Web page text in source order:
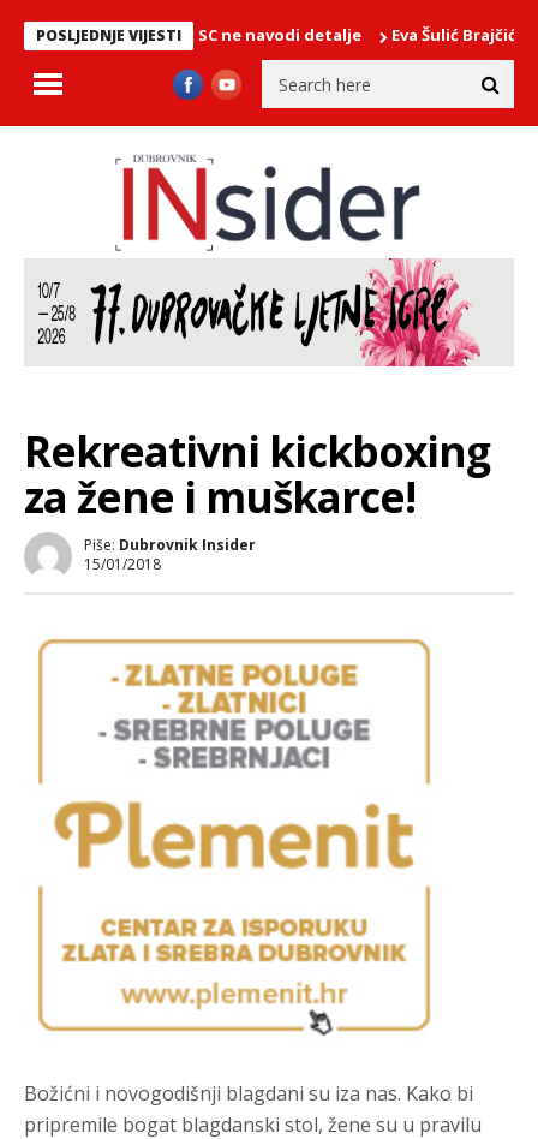
POSLJEDNJE VIJESTI
PODRUČJU/EMSC ne navodi detalje Eva Šulić Brajčić:
Rekreativni kickboxing
za žene i muškarce!
Piše: Dubrovnik Insider
15/01/2018
Božićni i novogodišnji blagdani su iza nas. Kako bi
pripremile bogat blagdanski stol, žene su u pravilu